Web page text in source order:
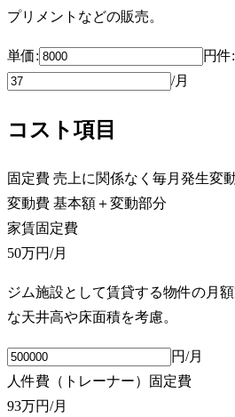
プリメントなどの販売。
単価: 円件:
/月
コスト項目
固定費 売上に関係なく毎月発生変
変動費 基本額＋変動部分
家賃固定費
50万円/月
ジム施設として賃貸する物件の月
な天井高や床面積を考慮。
円/月
人件費（トレーナー）
固定費
93万円/月